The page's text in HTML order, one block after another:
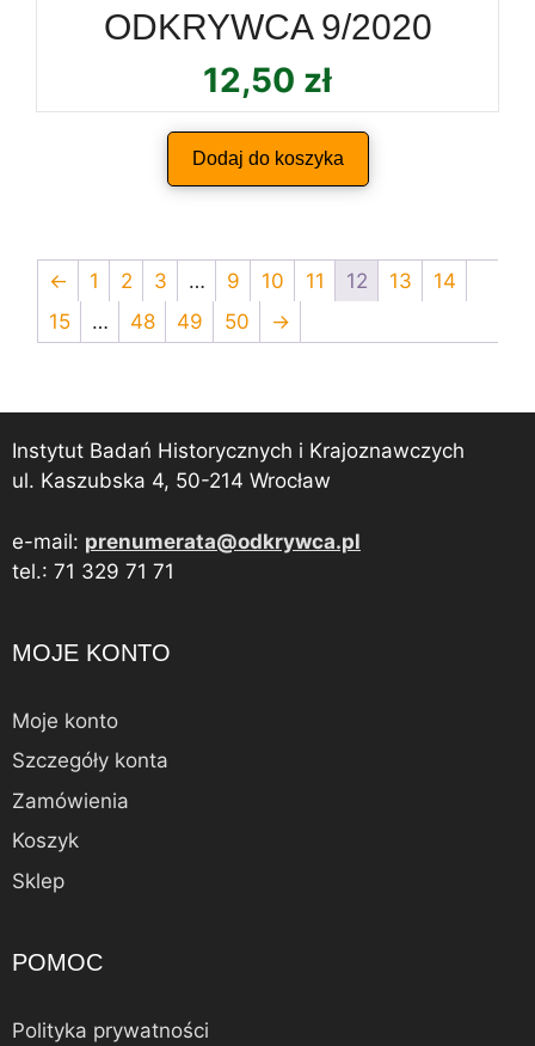
ODKRYWCA 9/2020
12,50 zł
Dodaj do koszyka
← 1 2 3 … 9 10 11 12 13
14
15
… 48 49 50 →
Instytut Badań Historycznych i Krajoznawczych
ul. Kaszubska 4, 50-214 Wrocław
e-mail: prenumerata@odkrywca.pl
tel.: 71 329 71 71
MOJE KONTO
Moje konto
Szczegóły konta
Zamówienia
Koszyk
Sklep
POMOC
Polityka prywatności